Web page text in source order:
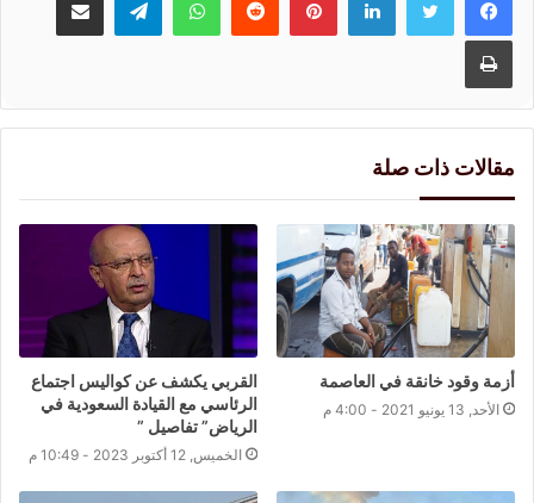
طباعة
مقالات ذات صلة
أزمة وقود خانقة في العاصمة
الأحد, 13 يونيو 2021 - 4:00 م
القربي يكشف عن كواليس اجتماع
الرئاسي مع القيادة السعودية في
الرياض” تفاصيل ”
الخميس, 12 أكتوبر 2023 - 10:49 م